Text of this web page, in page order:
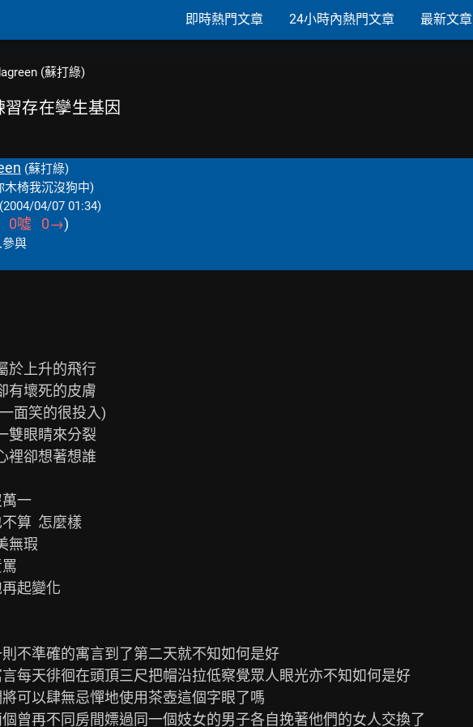
即時熱門文章 24小時內熱門文章 最新文章
(蘇打綠)
存在孿生基因
(蘇打綠)
木椅我沉沒狗中)
(2004/04/07 01:34)
0噓 0→)
參與
於上升的飛行
有壞死的皮膚
面笑的很投入)
雙眼睛來分裂
裡卻想著想誰
一
算  怎麼樣
無瑕
起變化
不準確的寓言到了第二天就不知如何是好
每天徘徊在頭頂三尺把帽沿拉低察覺眾人眼光亦不知如何是好
可以肆無忌憚地使用茶壺這個字眼了嗎
曾再不同房間嫖過同一個妓女的男子各自挽著他們的女人交換了